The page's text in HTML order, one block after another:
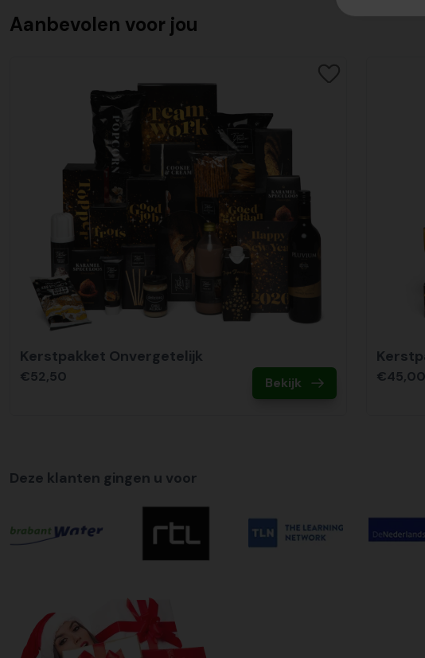
Aanbevolen voor jou
Kerstpakket Onvergetelijk
€52,50 Bekijk €45,00
Deze klanten gingen u voor